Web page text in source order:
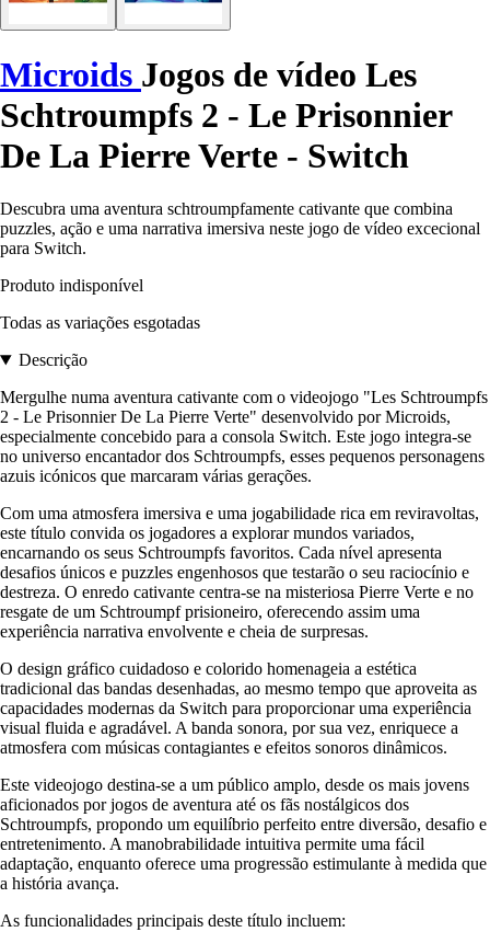
Microids Jogos de vídeo Les
Schtroumpfs 2 - Le Prisonnier
De La Pierre Verte - Switch
Descubra uma aventura schtroumpfamente cativante que combina
puzzles, ação e uma narrativa imersiva neste jogo de vídeo excecional
para Switch.
Produto indisponível
Todas as variações esgotadas
Descrição
Mergulhe numa aventura cativante com o videojogo "Les Schtroumpfs
2 - Le Prisonnier De La Pierre Verte" desenvolvido por Microids,
especialmente concebido para a consola Switch. Este jogo integra-se
no universo encantador dos Schtroumpfs, esses pequenos personagens
azuis icónicos que marcaram várias gerações.
Com uma atmosfera imersiva e uma jogabilidade rica em reviravoltas,
este título convida os jogadores a explorar mundos variados,
encarnando os seus Schtroumpfs favoritos. Cada nível apresenta
desafios únicos e puzzles engenhosos que testarão o seu raciocínio e
destreza. O enredo cativante centra-se na misteriosa Pierre Verte e no
resgate de um Schtroumpf prisioneiro, oferecendo assim uma
experiência narrativa envolvente e cheia de surpresas.
O design gráfico cuidadoso e colorido homenageia a estética
tradicional das bandas desenhadas, ao mesmo tempo que aproveita as
capacidades modernas da Switch para proporcionar uma experiência
visual fluida e agradável. A banda sonora, por sua vez, enriquece a
atmosfera com músicas contagiantes e efeitos sonoros dinâmicos.
Este videojogo destina-se a um público amplo, desde os mais jovens
aficionados por jogos de aventura até os fãs nostálgicos dos
Schtroumpfs, propondo um equilíbrio perfeito entre diversão, desafio e
entretenimento. A manobrabilidade intuitiva permite uma fácil
adaptação, enquanto oferece uma progressão estimulante à medida que
a história avança.
As funcionalidades principais deste título incluem: